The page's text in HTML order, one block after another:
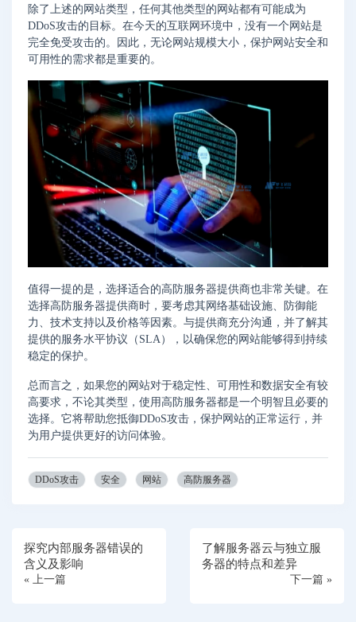
除了上述的网站类型，任何其他类型的网站都有可能成为
DDoS攻击的目标。在今天的互联网环境中，没有一个网站是
完全免受攻击的。因此，无论网站规模大小，保护网站安全和
可用性的需求都是重要的。
值得一提的是，选择适合的高防服务器提供商也非常关键。在
选择高防服务器提供商时，要考虑其网络基础设施、防御能
力、技术支持以及价格等因素。与提供商充分沟通，并了解其
提供的服务水平协议（SLA），以确保您的网站能够得到持续
稳定的保护。
总而言之，如果您的网站对于稳定性、可用性和数据安全有较
高要求，不论其类型，使用高防服务器都是一个明智且必要的
选择。它将帮助您抵御DDoS攻击，保护网站的正常运行，并
为用户提供更好的访问体验。
DDoS攻击 安全 网站 高防服务器
探究内部服务器错误的
含义及影响
« 上一篇
了解服务器云与独立服
务器的特点和差异
下一篇 »